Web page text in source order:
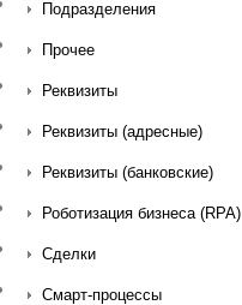
Подразделения
Прочее
Реквизиты
Реквизиты (адресные)
Реквизиты (банковские)
Роботизация бизнеса (RPA)
Сделки
Смарт-процессы